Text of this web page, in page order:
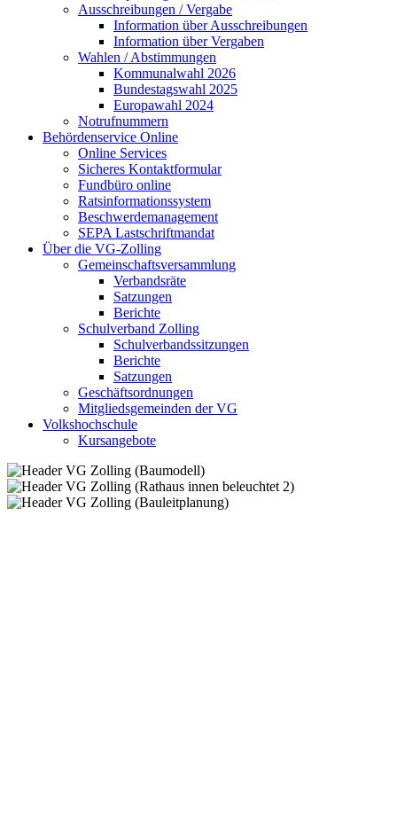
Ausschreibungen / Vergabe
Information über Ausschreibungen
Information über Vergaben
Wahlen / Abstimmungen
Kommunalwahl 2026
Bundestagswahl 2025
Europawahl 2024
Notrufnummern
Behördenservice Online
Online Services
Sicheres Kontaktformular
Fundbüro online
Ratsinformationssystem
Beschwerdemanagement
SEPA Lastschriftmandat
Über die VG-Zolling
Gemeinschaftsversammlung
Verbandsräte
Satzungen
Berichte
Schulverband Zolling
Schulverbandssitzungen
Berichte
Satzungen
Geschäftsordnungen
Mitgliedsgemeinden der VG
Volkshochschule
Kursangebote